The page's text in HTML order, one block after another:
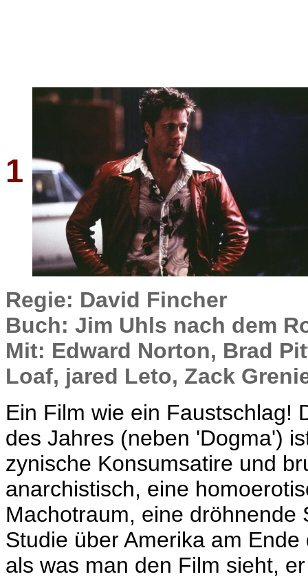
1
Regie: David Fincher
Buch: Jim Uhls nach dem
Mit: Edward Norton, Brad
Loaf, jared Leto, Zack
Ein Film wie ein Faustschlag!
des Jahres (neben 'Dogma')
zynische Konsumsatire und
anarchistisch, eine
Machotraum, eine
Studie über Amerika am
als was man den Film sieht,